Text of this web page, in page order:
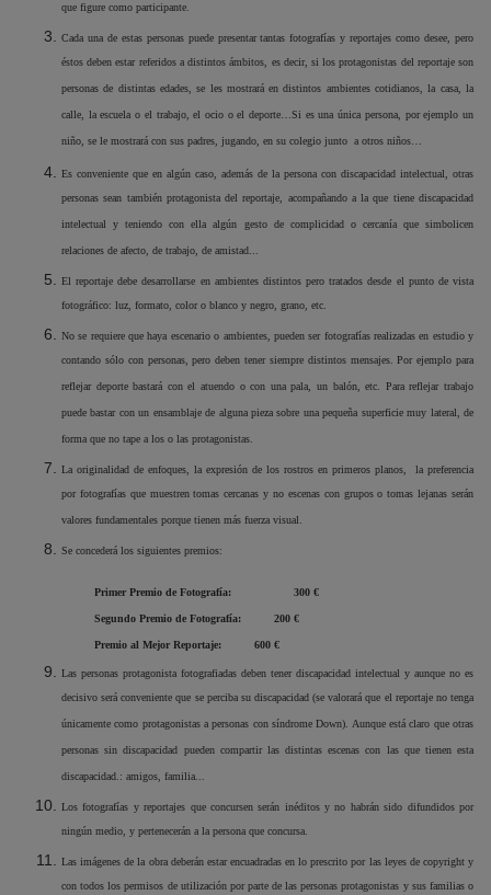
que figure como participante.
Cada una de estas personas puede presentar tantas fotografías y reportajes como desee, pero
éstos deben estar referidos a distintos ámbitos, es decir, si los protagonistas del reportaje son
personas de distintas edades, se les mostrará en distintos ambientes cotidianos, la casa, la
calle, la escuela o el trabajo, el ocio o el deporte…Si es una única persona, por ejemplo un
niño, se le mostrará con sus padres, jugando, en su colegio junto a otros niños…
Es conveniente que en algún caso, además de la persona con discapacidad intelectual, otras
personas sean también protagonista del reportaje, acompañando a la que tiene discapacidad
intelectual y teniendo con ella algún gesto de complicidad o cercanía que simbolicen
relaciones de afecto, de trabajo, de amistad...
El reportaje debe desarrollarse en ambientes distintos pero tratados desde el punto de vista
fotográfico: luz, formato, color o blanco y negro, grano, etc.
No se requiere que haya escenario o ambientes, pueden ser fotografías realizadas en estudio y
contando sólo con personas, pero deben tener siempre distintos mensajes. Por ejemplo para
reflejar deporte bastará con el atuendo o con una pala, un balón, etc. Para reflejar trabajo
puede bastar con un ensamblaje de alguna pieza sobre una pequeña superficie muy lateral, de
forma que no tape a los o las protagonistas.
La originalidad de enfoques, la expresión de los rostros en primeros planos, la preferencia
por fotografías que muestren tomas cercanas y no escenas con grupos o tomas lejanas serán
valores fundamentales porque tienen más fuerza visual.
Se concederá los siguientes premios:
Primer Premio de Fotografía: 300 €
Segundo Premio de Fotografía: 200 €
Premio al Mejor Reportaje: 600 €
Las personas protagonista fotografiadas deben tener discapacidad intelectual y aunque no es
decisivo será conveniente que se perciba su discapacidad (se valorará que el reportaje no tenga
únicamente como protagonistas a personas con síndrome Down). Aunque está claro que otras
personas sin discapacidad pueden compartir las distintas escenas con las que tienen esta
discapacidad.: amigos, familia...
Los fotografías y reportajes que concursen serán inéditos y no habrán sido difundidos por
ningún medio, y pertenecerán a la persona que concursa.
Las imágenes de la obra deberán estar encuadradas en lo prescrito por las leyes de copyright y
con todos los permisos de utilización por parte de las personas protagonistas y sus familias o